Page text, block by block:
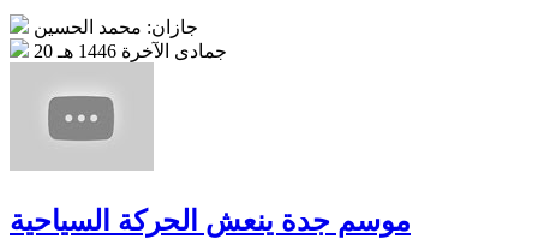
جازان: محمد الحسين
20 جمادى الآخرة 1446 هـ
موسم جدة ينعش الحركة السياحية